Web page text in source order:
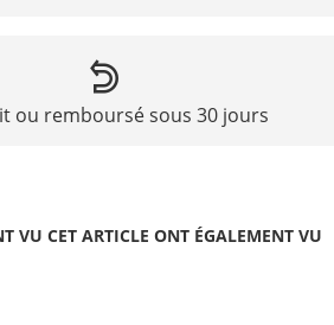
ou remboursé sous 30 jours
VU CET ARTICLE ONT ÉGALEMENT VU